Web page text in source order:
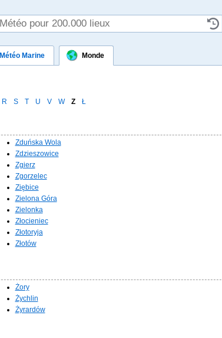
Météo Marine Monde
R S T U V W Z Ł
Zduńska Wola
Zdzieszowice
Zgierz
Zgorzelec
Ziębice
Zielona Góra
Zielonka
Złocieniec
Złotoryja
Złotów
Żory
Żychlin
Żyrardów